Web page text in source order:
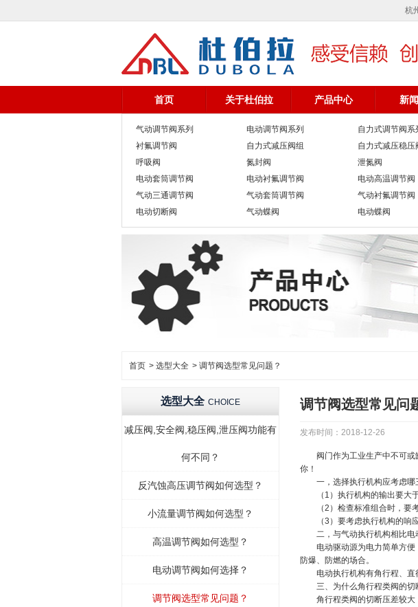
杭
首页 关于杜伯拉 产品中心 新
气动调节阀系列 电动调节阀系列 自力式调节阀系
衬氟调节阀
自力式减压阀组 自力式减压稳压
呼吸阀
氮封阀 泄氮阀
电动套筒调节阀
电动衬氟调节阀 电动高温调节阀
气动三通调节阀
气动套筒调节阀 气动衬氟调节阀
电动切断阀
气动蝶阀 电动蝶阀
首页 > 选型大全 > 调节阀选型常见问题？
选型大全 CHOICE
减压阀,安全阀,稳压阀,泄压阀功能有
何不同？
反汽蚀高压调节阀如何选型？
小流量调节阀如何选型？
高温调节阀如何选型？
电动调节阀如何选择？
调节阀选型常见问题？
调节阀选型常见问
发布时间：2018-12-26
阀门作为工业生产中不可
你！
一，选择执行机构应考虑哪
（1）执行机构的输出要大
（2）检查标准组合时，要
（3）要考虑执行机构的响
二，与气动执行机构相比
电动驱动源为电力简单方
防爆、防燃的场合。
电动执行机构有角行程、直
三、为什么角行程类阀的切
角行程类阀的切断压差较大